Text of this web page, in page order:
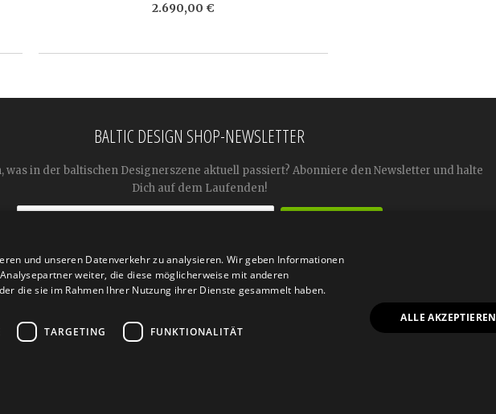
2.690,00 €
BALTIC DESIGN SHOP-NEWSLETTER
was in der baltischen Designerszene aktuell passiert? Abonniere den Newsletter und halte
Dich auf dem Laufenden!

und unseren Datenverkehr zu analysieren. Wir geben Informationen
weiter, die diese möglicherweise mit anderen
die sie im Rahmen Ihrer Nutzung ihrer Dienste gesammelt haben.
TARGETING FUNKTIONALITÄT
ALLE AKZEPTIEREN